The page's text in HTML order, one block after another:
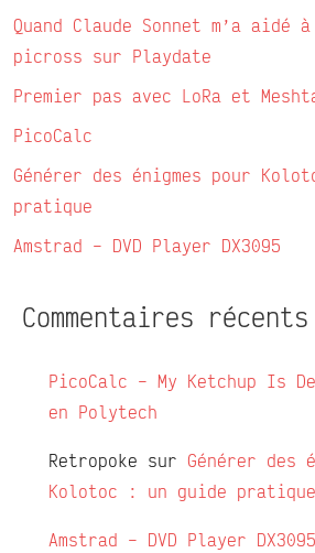
Quand Claude Sonnet m’a aidé
picross sur Playdate
Premier pas avec LoRa et
PicoCalc
Générer des énigmes pour
pratique
Amstrad – DVD Player DX3095
Commentaires récents
PicoCalc – My Ketchup Is
en Polytech
Retropoke sur Générer des
Kolotoc : un guide pratique
Amstrad – DVD Player